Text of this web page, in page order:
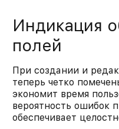
Индикация
полей
При создании и
теперь четко
экономит время
вероятность ошибок
обеспечивает